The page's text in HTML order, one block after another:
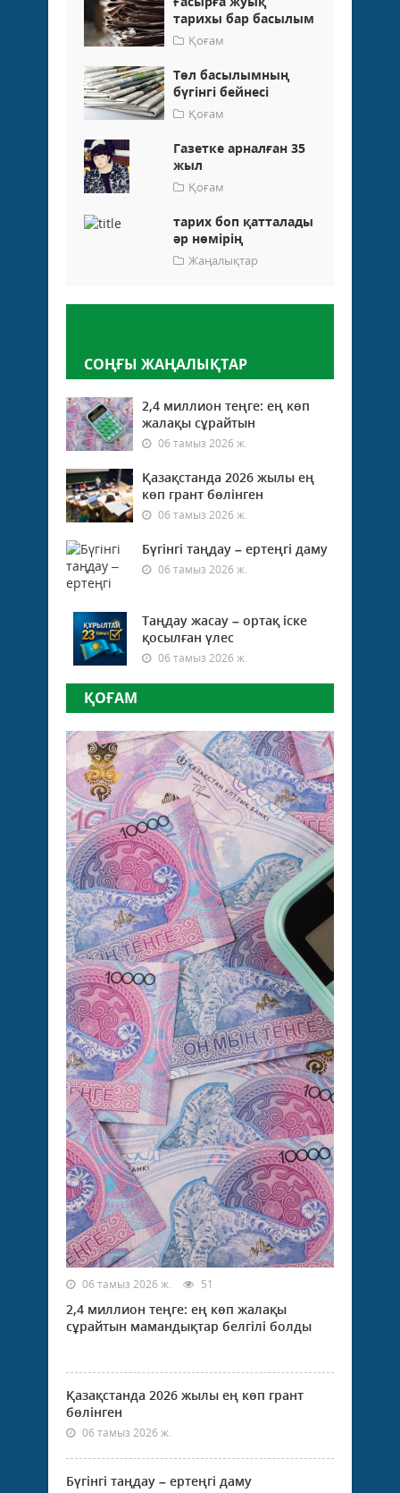
тарихы бар басылым
Қоғам
Төл басылымның
бүгінгі бейнесі
Қоғам
Газетке арналған 35
жыл
Қоғам
тарих боп қатталады
әр нөмірің
Жаңалықтар
СОҢҒЫ ЖАҢАЛЫҚТАР
2,4 миллион теңге: ең көп
жалақы сұрайтын
06 тамыз 2026 ж.
Қазақстанда 2026 жылы ең
көп грант бөлінген
06 тамыз 2026 ж.
Бүгінгі таңдау – ертеңгі даму
06 тамыз 2026 ж.
Таңдау жасау – ортақ іске
қосылған үлес
06 тамыз 2026 ж.
ҚОҒАМ
06 тамыз 2026 ж. 51
2,4 миллион теңге: ең көп жалақы
сұрайтын мамандықтар белгілі болды
Қазақстанда 2026 жылы ең көп грант
бөлінген
06 тамыз 2026 ж.
Бүгінгі таңдау – ертеңгі даму